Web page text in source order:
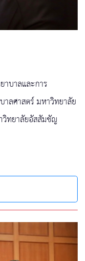
าบาลและการ
ลศาสตร์ มหาวิทยาลัย
ทยาลัยอัสสัมชัญ